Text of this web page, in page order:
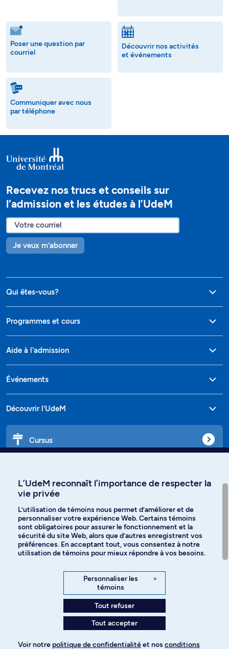
Poser une question par
courriel
Découvrir nos activités
et événements
Communiquer avec nous
par téléphone
Recevez nos trucs et conseils sur
l’admission et les études à l’UdeM
Je veux m'abonner
Qui êtes-vous?
Programmes et cours
Aide à l'admission
Événements
Découvrir l'UdeM
Cursus
Langues
Facebook Instagram
YouTube
Politique de confidentialité
L’UdeM reconnaît l’importance de respecter la
vie privée
L’utilisation de témoins nous permet d’améliorer et de
personnaliser votre expérience Web. Certains témoins
sont obligatoires pour assurer le fonctionnement et la
sécurité du site Web, alors que d’autres enregistrent vos
préférences. En acceptant tout, vous consentez à notre
utilisation de témoins pour mieux répondre à vos besoins.
Personnaliser les
témoins
>
Tout refuser
Tout accepter
Voir notre politique de confidentialitéet nos conditions